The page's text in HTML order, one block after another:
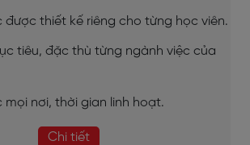
được thiết kế riêng cho từng học viên.
tiêu, đặc thù từng ngành việc của
mọi nơi, thời gian linh hoạt.
Chi tiết